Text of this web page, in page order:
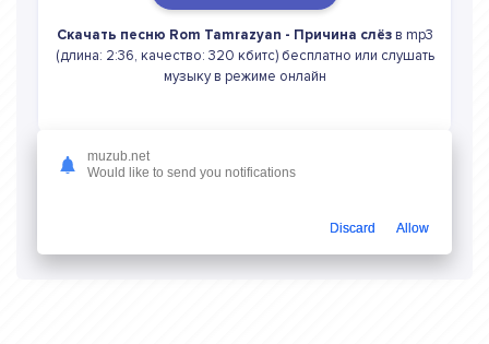
Скачать песню Rom Tamrazyan - Причина слёзв mp3
(длина: 2:36, качество: 320 кбитс) бесплатно или слушать
музыку в режиме онлайн
muzub.net
Would like to send you notifications
Discard Allow